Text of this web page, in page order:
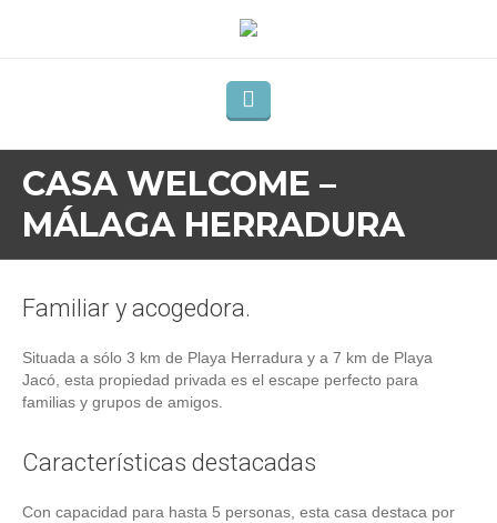
CASA WELCOME –
MÁLAGA HERRADURA
Familiar y acogedora.
Situada a sólo 3 km de Playa Herradura y a 7 km de Playa
Jacó, esta propiedad privada es el escape perfecto para
familias y grupos de amigos.
Características destacadas
Con capacidad para hasta 5 personas, esta casa destaca por